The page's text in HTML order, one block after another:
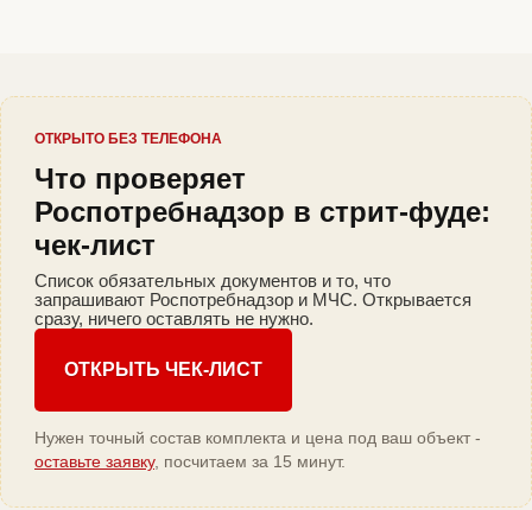
ОТКРЫТО БЕЗ ТЕЛЕФОНА
Что проверяет
Роспотребнадзор в стрит-фуде:
чек-лист
Список обязательных документов и то, что
запрашивают Роспотребнадзор и МЧС. Открывается
сразу, ничего оставлять не нужно.
ОТКРЫТЬ ЧЕК-ЛИСТ
Нужен точный состав комплекта и цена под ваш объект -
оставьте заявку, посчитаем за 15 минут.